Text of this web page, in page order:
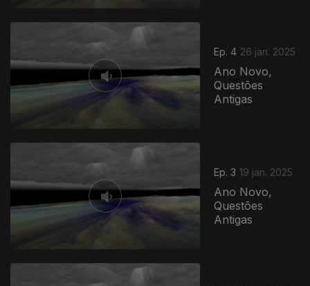
Ep. 4 26 jan. 2025
Ano Novo,
Questões
Antigas
Ep. 3 19 jan. 2025
Ano Novo,
Questões
Antigas